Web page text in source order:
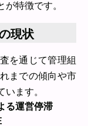
特徴です。
現状
を通じて管理組
までの傾向や市
ます。
る運営停滞